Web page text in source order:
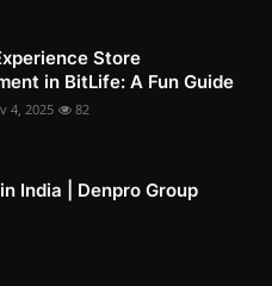
Store
in BitLife: A Fun Guide
4, 2025 82
India | Denpro Group